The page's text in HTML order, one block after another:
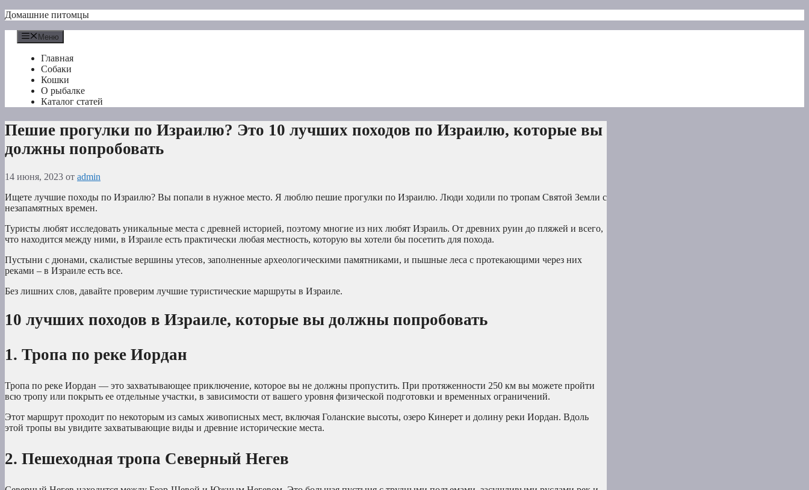
Перейти
содержимому
Домашние питомцы
Меню
Главная
Собаки
Кошки
О рыбалке
Каталог статей
Пешие прогулки по Израилю? Это 10 лучших походов по Израилю, которые вы
должны попробовать
14 июня, 2023 от admin
Ищете лучшие походы по Израилю? Вы попали в нужное место. Я люблю пешие прогулки по Израилю. Люди ходили по тропам Святой Земли с
незапамятных времен.
Туристы любят исследовать уникальные места с древней историей, поэтому многие из них любят Израиль. От древних руин до пляжей и всего,
что находится между ними, в Израиле есть практически любая местность, которую вы хотели бы посетить для похода.
Пустыни с дюнами, скалистые вершины утесов, заполненные археологическими памятниками, и пышные леса с протекающими через них
реками – в Израиле есть все.
Без лишних слов, давайте проверим лучшие туристические маршруты в Израиле.
10 лучших походов в Израиле, которые вы должны попробовать
1. Тропа по реке Иордан
Тропа по реке Иордан — это захватывающее приключение, которое вы не должны пропустить. При протяженности 250 км вы можете пройти
всю тропу или покрыть ее отдельные участки, в зависимости от вашего уровня физической подготовки и временных ограничений.
Этот маршрут проходит по некоторым из самых живописных мест, включая Голанские высоты, озеро Кинерет и долину реки Иордан. Вдоль
этой тропы вы увидите захватывающие виды и древние исторические места.
2. Пешеходная тропа Северный Негев